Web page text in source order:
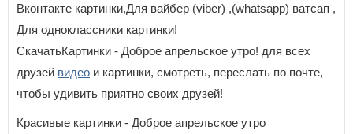
Вконтакте картинки,Для вайбер (viber) ,(whatsapp) ватсап ,
Для одноклассники картинки!
СкачатьКартинки - Доброе апрельское утро! для всех
друзей видео и картинки, смотреть, переслать по почте,
чтобы удивить приятно своих друзей!
Красивые картинки - Доброе апрельское утро